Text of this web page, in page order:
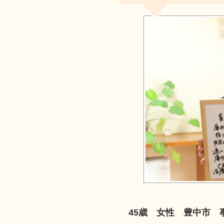
45歳 女性 豊中市